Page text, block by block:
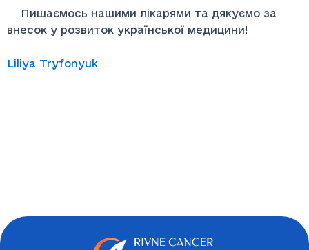
Пишаємось нашими лікарями та дякуємо за
внесок у розвиток української медицини!
Liliya Tryfonyuk